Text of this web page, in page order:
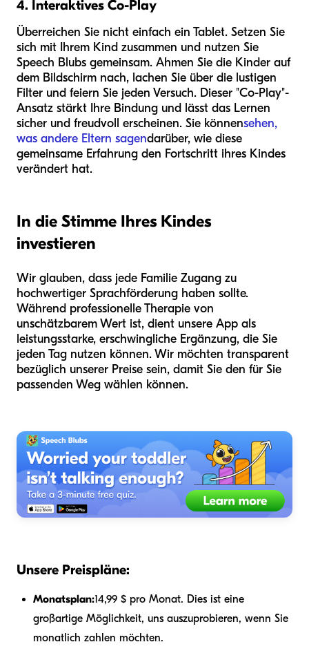
4. Interaktives Co-Play
Überreichen Sie nicht einfach ein Tablet. Setzen Sie
sich mit Ihrem Kind zusammen und nutzen Sie
Speech Blubs gemeinsam. Ahmen Sie die Kinder auf
dem Bildschirm nach, lachen Sie über die lustigen
Filter und feiern Sie jeden Versuch. Dieser "Co-Play"-
Ansatz stärkt Ihre Bindung und lässt das Lernen
sicher und freudvoll erscheinen. Sie könnensehen,
was andere Eltern sagendarüber, wie diese
gemeinsame Erfahrung den Fortschritt ihres Kindes
verändert hat.
In die Stimme Ihres Kindes
investieren
Wir glauben, dass jede Familie Zugang zu
hochwertiger Sprachförderung haben sollte.
Während professionelle Therapie von
unschätzbarem Wert ist, dient unsere App als
leistungsstarke, erschwingliche Ergänzung, die Sie
jeden Tag nutzen können. Wir möchten transparent
bezüglich unserer Preise sein, damit Sie den für Sie
passenden Weg wählen können.
Unsere Preispläne:
Monatsplan:14,99 $ pro Monat. Dies ist eine
großartige Möglichkeit, uns auszuprobieren, wenn Sie
monatlich zahlen möchten.